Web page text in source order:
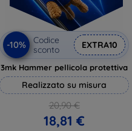
-10%
Codice
sconto
EXTRA10
3mk Hammer pellicola protettiva
Realizzato su misura
20,90 €
18,81 €